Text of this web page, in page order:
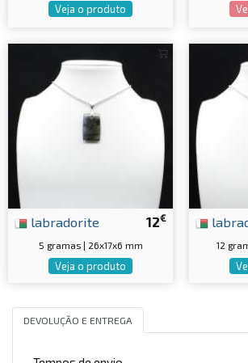
Veja o produto
12€
labradorite
5 gramas | 26x17x6 mm
Veja o produto
12
DEVOLUÇÃO E ENTREGA